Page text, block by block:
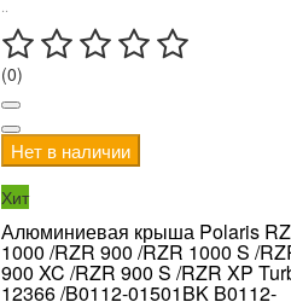
(0)
Нет в наличии
Хит
Алюминиевая крыша Polaris
1000 /RZR 900 /RZR 1000 S /
900 XC /RZR 900 S /RZR XP
12366 /B0112-01501BK B0112-